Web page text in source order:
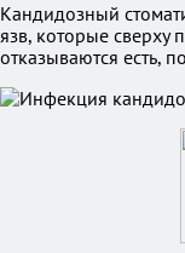
Кандидозный
язв, которые
отказываются есть,